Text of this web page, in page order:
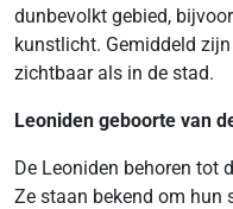
dunbevolkt gebied,
kunstlicht. Gemiddeld
zichtbaar als in de stad.
Leoniden geboorte van
De Leoniden behoren tot
Ze staan bekend om hun